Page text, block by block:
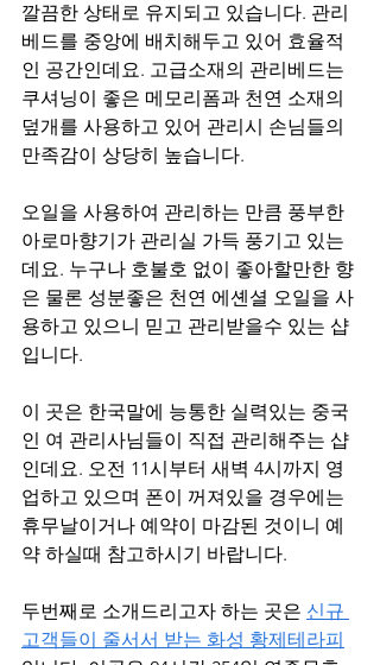
깔끔한 상태로 유지되고 있습니다. 관리
베드를 중앙에 배치해두고 있어 효율적
인 공간인데요. 고급소재의 관리베드는
쿠셔닝이 좋은 메모리폼과 천연 소재의
덮개를 사용하고 있어 관리시 손님들의
만족감이 상당히 높습니다.
오일을 사용하여 관리하는 만큼 풍부한
아로마향기가 관리실 가득 풍기고 있는
데요. 누구나 호불호 없이 좋아할만한 향
은 물론 성분좋은 천연 에셴셜 오일을 사
용하고 있으니 믿고 관리받을수 있는 샵
입니다.
이 곳은 한국말에 능통한 실력있는 중국
인 여 관리사님들이 직접 관리해주는 샵
인데요. 오전 11시부터 새벽 4시까지 영
업하고 있으며 폰이 꺼져있을 경우에는
휴무날이거나 예약이 마감된 것이니 예
약 하실때 참고하시기 바랍니다.
두번째로 소개드리고자 하는 곳은 신규
고객들이 줄서서 받는 화성 황제테라피